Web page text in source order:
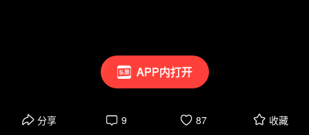
APP内打开
分享 9 87 收藏